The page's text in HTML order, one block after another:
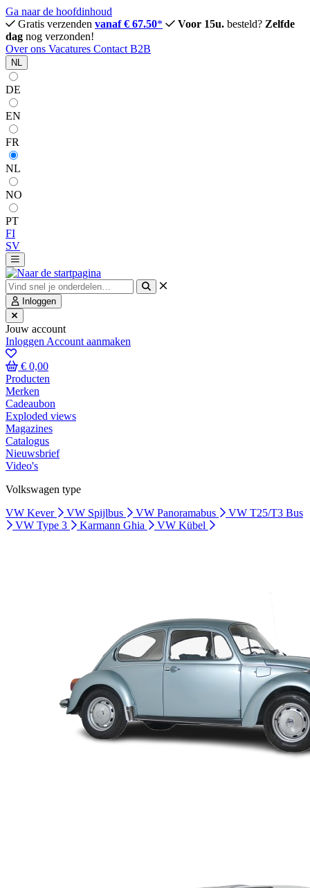
Ga naar de hoofdinhoud
Gratis verzenden vanaf € 67.50* Voor 15u. besteld? Zelfde
dag nog verzonden!
Over ons Vacatures Contact B2B
NL
DE
EN
FR
NL
NO
PT
FI
SV
Inloggen
Jouw account
Inloggen Account aanmaken
€ 0,00
Producten
Merken
Cadeaubon
Exploded views
Magazines
Catalogus
Nieuwsbrief
Video's
Volkswagen type
VW Kever
VW Spijlbus VW Panoramabus
VW T25/T3 Bus
VW Type 3
Karmann Ghia VW Kübel